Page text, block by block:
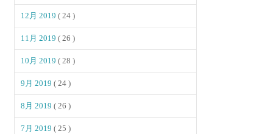
12月 2019( 24 )
11月 2019( 26 )
10月 2019( 28 )
9月 2019( 24 )
8月 2019( 26 )
7月 2019( 25 )